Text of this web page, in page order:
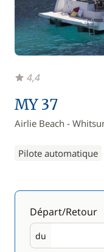
MY 37
Airlie Beach -
Pilote automatique
4,4
Départ/Retour
du
Départ